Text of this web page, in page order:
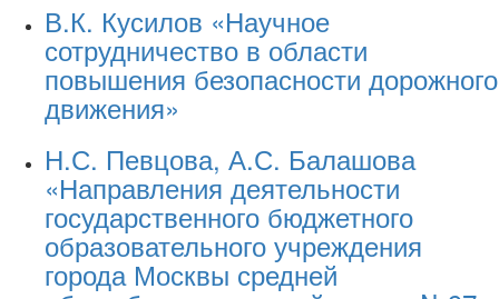
В.К. Кусилов «Научное
сотрудничество в области
повышения безопасности дорожного
движения»
Н.С. Певцова, А.С. Балашова
«Направления деятельности
государственного бюджетного
образовательного учреждения
города Москвы средней